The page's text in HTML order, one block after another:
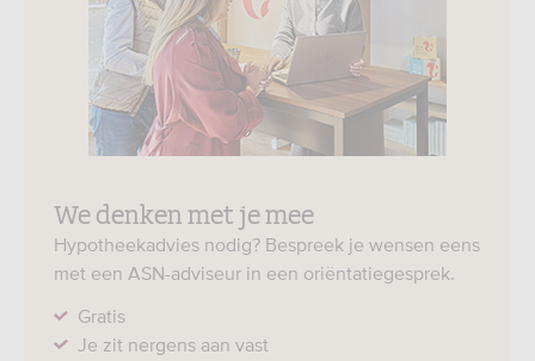
We denken met je mee
Hypotheekadvies nodig? Bespreek je wensen eens
met een ASN-adviseur in een oriëntatiegesprek.
Gratis
Je zit nergens aan vast